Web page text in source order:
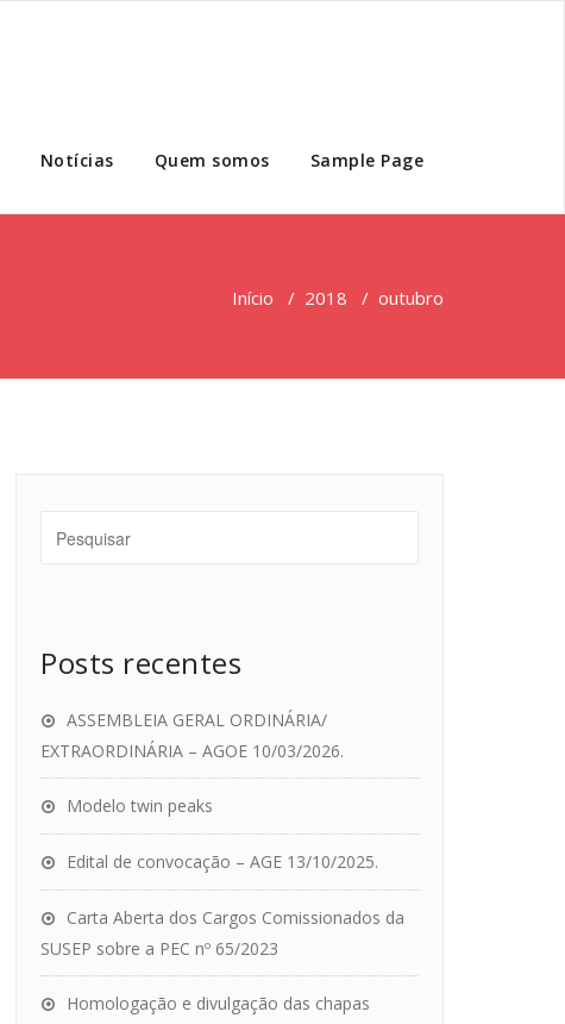
Notícias Quem somos Sample Page
Início / 2018 / outubro
Posts recentes
ASSEMBLEIA GERAL ORDINÁRIA/
EXTRAORDINÁRIA – AGOE 10/03/2026.
Modelo twin peaks
Edital de convocação – AGE 13/10/2025.
Carta Aberta dos Cargos Comissionados da
SUSEP sobre a PEC nº 65/2023
Homologação e divulgação das chapas